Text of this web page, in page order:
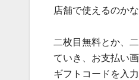
店舗で使えるのか
二枚目無料とか、
ていき、お支払い
ギフトコードを入力